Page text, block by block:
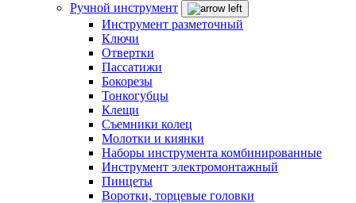
Ручной инструмент
Инструмент разметочный
Ключи
Отвертки
Пассатижи
Бокорезы
Тонкогубцы
Клещи
Съемники колец
Молотки и киянки
Наборы инструмента комбинированные
Инструмент электромонтажный
Пинцеты
Воротки, торцевые головки